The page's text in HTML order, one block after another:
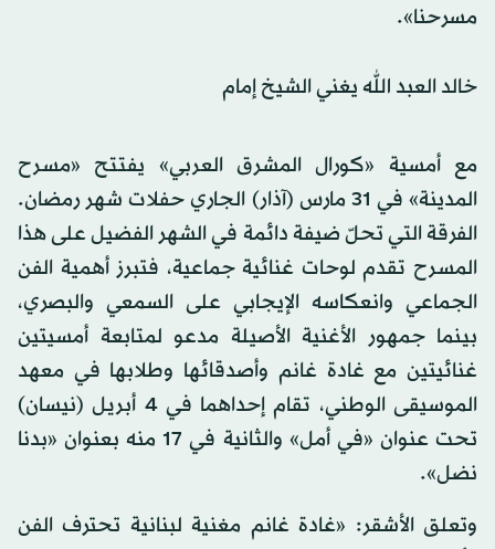
مسرحنا».
خالد العبد الله يغني الشيخ إمام
مع أمسية «كورال المشرق العربي» يفتتح «مسرح
المدينة» في 31 مارس (آذار) الجاري حفلات شهر رمضان.
الفرقة التي تحلّ ضيفة دائمة في الشهر الفضيل على هذا
المسرح تقدم لوحات غنائية جماعية، فتبرز أهمية الفن
الجماعي وانعكاسه الإيجابي على السمعي والبصري،
بينما جمهور الأغنية الأصيلة مدعو لمتابعة أمسيتين
غنائيتين مع غادة غانم وأصدقائها وطلابها في معهد
الموسيقى الوطني، تقام إحداهما في 4 أبريل (نيسان)
تحت عنوان «في أمل» والثانية في 17 منه بعنوان «بدنا
نضل».
وتعلق الأشقر: «غادة غانم مغنية لبنانية تحترف الفن